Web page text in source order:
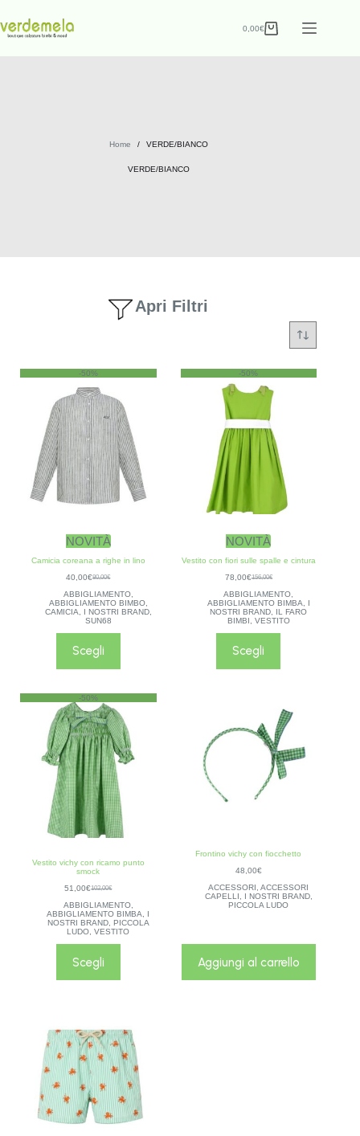
0,00€
Home / VERDE/BIANCO
VERDE/BIANCO
Apri Filtri
-50%
NOVITÀ
Camicia coreana a righe in lino
80,00€
40,00€
ABBIGLIAMENTO,
ABBIGLIAMENTO BIMBO,
CAMICIA
I NOSTRI BRAND,
SUN68
Scegli
-50%
NOVITÀ
Vestito con fiori sulle spalle e cintura
156,00€
78,00€
ABBIGLIAMENTO
ABBIGLIAMENTO BIMBA
I
NOSTRI BRAND
IL FARO
BIMBI
VESTITO
Scegli
-50%
Vestito vichy con ricamo punto
smock
102,00€
51,00€
ABBIGLIAMENTO,
ABBIGLIAMENTO BIMBA, I
NOSTRI BRAND, PICCOLA
LUDO,VESTITO
Scegli
Frontino vichy con fiocchetto
48,00€
ACCESSORI,ACCESSORI
CAPELLI, I NOSTRI BRAND,
PICCOLA LUDO
Aggiungi al carrello